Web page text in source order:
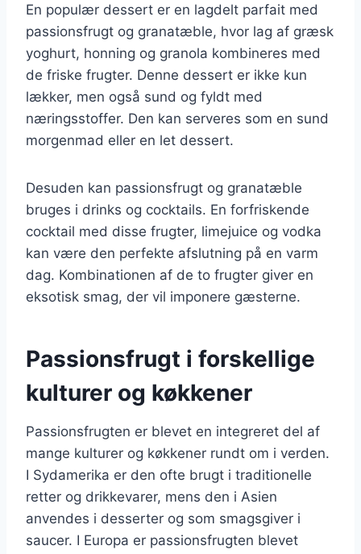
En populær dessert er en lagdelt parfait med
passionsfrugt og granatæble, hvor lag af græsk
yoghurt, honning og granola kombineres med
de friske frugter. Denne dessert er ikke kun
lækker, men også sund og fyldt med
næringsstoffer. Den kan serveres som en sund
morgenmad eller en let dessert.
Desuden kan passionsfrugt og granatæble
bruges i drinks og cocktails. En forfriskende
cocktail med disse frugter, limejuice og vodka
kan være den perfekte afslutning på en varm
dag. Kombinationen af de to frugter giver en
eksotisk smag, der vil imponere gæsterne.
Passionsfrugt i forskellige
kulturer og køkkener
Passionsfrugten er blevet en integreret del af
mange kulturer og køkkener rundt om i verden.
I Sydamerika er den ofte brugt i traditionelle
retter og drikkevarer, mens den i Asien
anvendes i desserter og som smagsgiver i
saucer. I Europa er passionsfrugten blevet